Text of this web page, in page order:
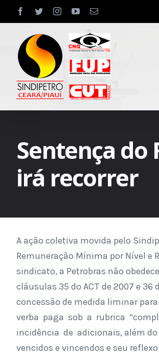
to
content
facebook
twitterinstagram
youtubeEmail
Sentença do
irá recorrer
A ação coletiva movida pelo
Remuneração Mínima por Nível e
sindicato, a Petrobras não
cláusulas 35 do ACT de 2007 e 36
concessão de medida liminar
verba paga sob a rubrica
incidência de adicionais, além
vencidos e vincendos e seu